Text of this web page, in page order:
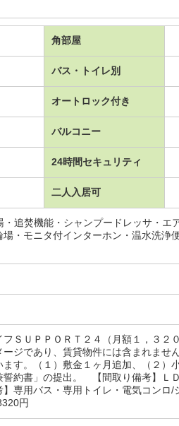
角部屋
バス・トイレ別
オートロック付き
バルコニー
24時間セキュリティ
二人入居可
追焚機能・シャンプードレッサ・エ
・モニタ付インターホン・温水洗浄
ＳＵＰＰＯＲＴ２４（月額１，３２
ジであり、賃貸物件には含まれませ
す。（１）敷金１ヶ月追加、（２）
誓約書」の提出。 【間取り備考】
用バス・専用トイレ・電気コンロ/
円